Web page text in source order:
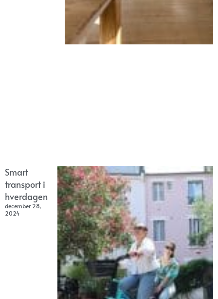
Smart
transport i
hverdagen
december 28,
2024